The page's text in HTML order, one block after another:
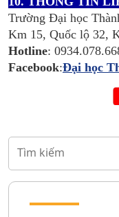
Trường Đại học
Km 15, Quốc lộ 32,
Hotline:
Facebook:Đại học